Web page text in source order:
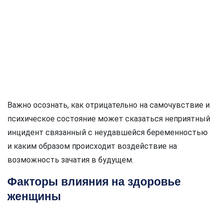
Важно осознать, как отрицательно на самочувствие и
психическое состояние может сказаться неприятный
инцидент связанный с неудавшейся беременностью
и каким образом происходит воздействие на
возможность зачатия в будущем.
Факторы влияния на здоровье
женщины